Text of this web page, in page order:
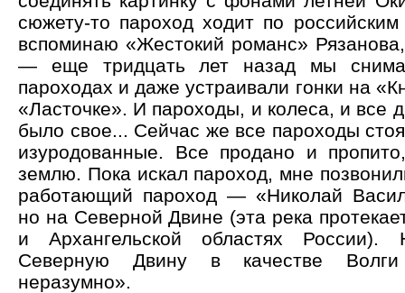
сюжету-то пароход ходит по
вспоминаю «Жестокий романс»
— еще тридцать лет назад мы
пароходах и даже устраивали гонки на
«Ласточке». И пароходы, и колеса, и все
было свое... Сейчас же все пароходы
изуродованные. Все продано и
землю. Пока искал пароход, мне
работающий пароход — «Николай
но на Северной Двине (эта река
и Архангельской областях
Северную Двину в качестве Волги
неразумно».